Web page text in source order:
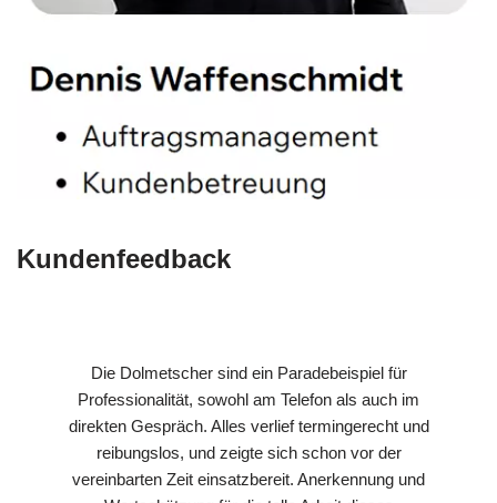
Kundenfeedback
Die Dolmetscher sind ein Paradebeispiel für
Professionalität, sowohl am Telefon als auch im
direkten Gespräch. Alles verlief termingerecht und
reibungslos, und zeigte sich schon vor der
vereinbarten Zeit einsatzbereit. Anerkennung und